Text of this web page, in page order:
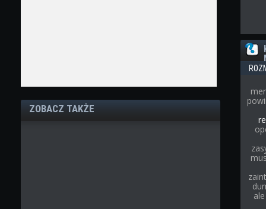
ZOBACZ TAKŻE